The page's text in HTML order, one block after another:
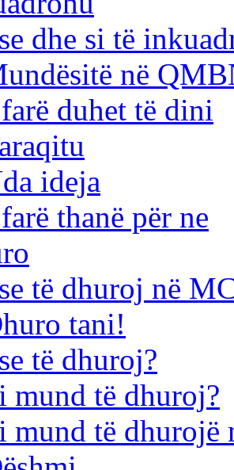
dhe si të
në
duhet të dini
ideja
thanë për ne
të dhuroj në
tani!
të dhuroj?
mund të dhuroj?
mund të dhurojë